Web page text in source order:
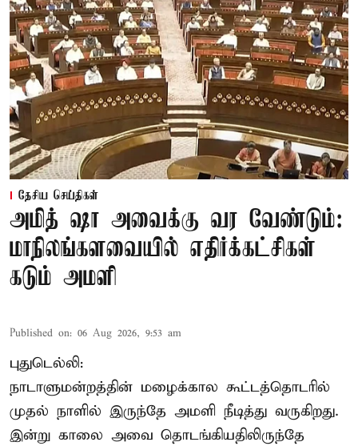
தேசிய செய்திகள்
அமித் ஷா அவைக்கு வர வேண்டும்:
மாநிலங்களவையில் எதிர்க்கட்சிகள்
கடும் அமளி
Published on: 06 Aug 2026, 9:53 am
புதுடெல்லி:
நாடாளுமன்றத்தின் மழைக்கால கூட்டத்தொடரில்
முதல் நாளில் இருந்தே அமளி நீடித்து வருகிறது.
இன்று காலை அவை தொடங்கியதிலிருந்தே